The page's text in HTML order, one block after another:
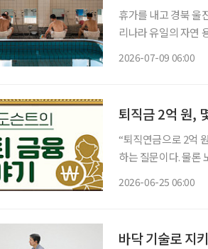
휴가를 내고 경북 울
리나라 유일의 자연
2026-07-09 06:00
퇴직금 2억 원,
“퇴직연금으로 2억 원 정도 모았
하는 질문이다. 물론
2026-06-25 06:00
바닥 기술로 지